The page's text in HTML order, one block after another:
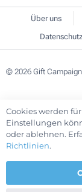
Über uns
Datenschutz
© 2026 Gift
Cookies werden
Einstellungen
oder ablehnen.
Richtlinien.